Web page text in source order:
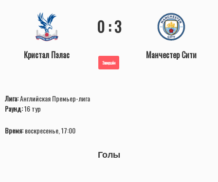
Кристал Пэлас
0 : 3
Завершён
Манчестер Сити
Лига:Английская Премьер-лига
Раунд:16 тур
Время:воскресенье, 17:00
Голы